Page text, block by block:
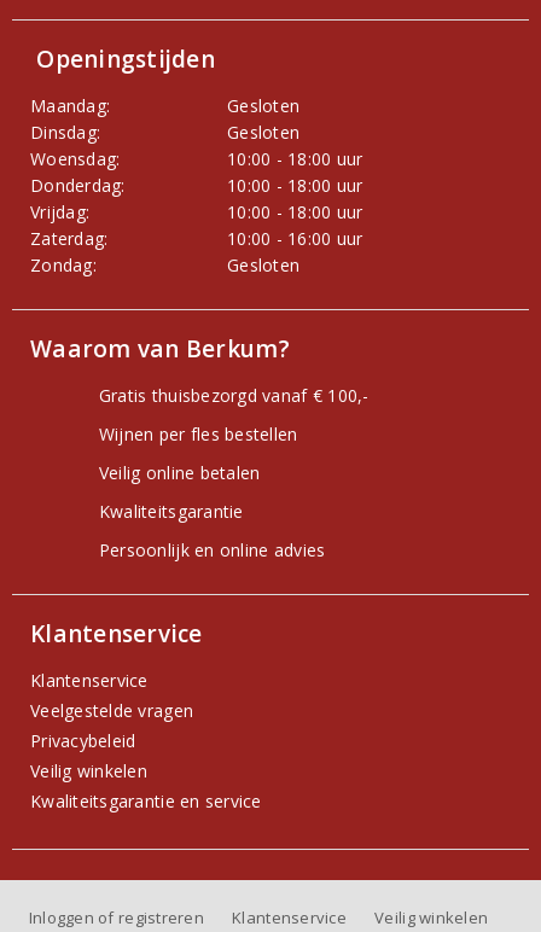
Openingstijden
Maandag:
Gesloten
Dinsdag:
Gesloten
Woensdag:
10:00 - 18:00 uur
Donderdag:
10:00 - 18:00 uur
Vrijdag:
10:00 - 18:00 uur
Zaterdag:
10:00 - 16:00 uur
Zondag:
Gesloten
Waarom van Berkum?
Gratis thuisbezorgd vanaf € 100,-
Wijnen per fles bestellen
Veilig online betalen
Kwaliteitsgarantie
Persoonlijk en online advies
Klantenservice
Klantenservice
Veelgestelde vragen
Privacybeleid
Veilig winkelen
Kwaliteitsgarantie en service
Inloggen of registreren Klantenservice Veilig winkelen